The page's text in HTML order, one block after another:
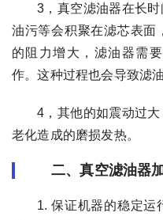
3，真空滤油器在长时
油污等会积聚在滤芯表面
的阻力增大，滤油器需
作。这种过程也会导致滤油
4，其他的如震动过
老化造成的磨损发热。
二、真空滤油器
1. 保证机器的稳定运